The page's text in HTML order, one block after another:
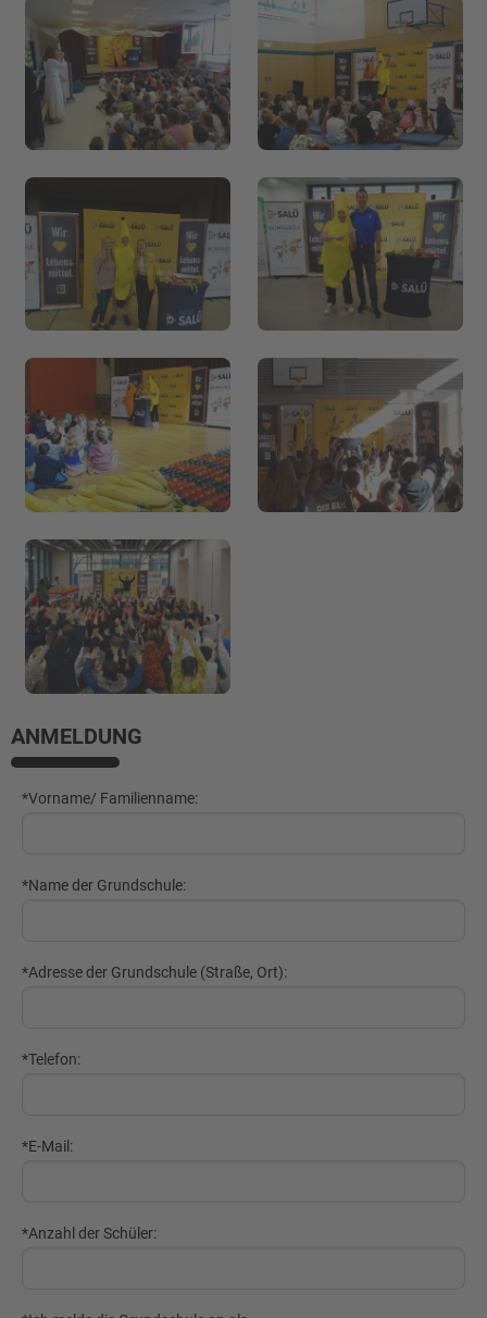
ANMELDUNG
*Vorname/ Familienname:
*Name der Grundschule:
*Adresse der Grundschule (Straße, Ort):
*Telefon:
*E-Mail:
*Anzahl der Schüler: